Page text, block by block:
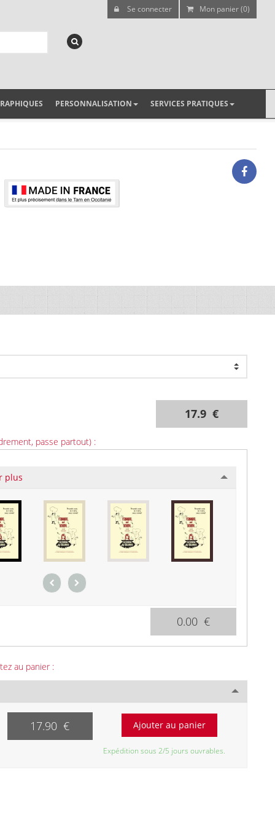
Se connecter Mon panier (0)
PERSONNALISATION SERVICES PRATIQUES
17.9 €
passe partout) :
plus
0.00 €
au panier :
17.90 €
Expédition sous 2/5 jours ouvrables.